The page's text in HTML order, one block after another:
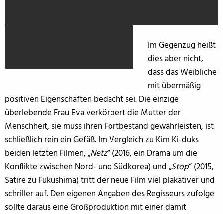
Im Gegenzug heißt
dies aber nicht,
dass das Weibliche
mit übermäßig
positiven Eigenschaften bedacht sei. Die einzige
überlebende Frau Eva verkörpert die Mutter der
Menschheit, sie muss ihren Fortbestand gewährleisten, ist
schließlich rein ein Gefäß. Im Vergleich zu Kim Ki-duks
beiden letzten Filmen, „Netz“ (2016, ein Drama um die
Konflikte zwischen Nord- und Südkorea) und „Stop“ (2015,
Satire zu Fukushima) tritt der neue Film viel plakativer und
schriller auf. Den eigenen Angaben des Regisseurs zufolge
sollte daraus eine Großproduktion mit einer damit